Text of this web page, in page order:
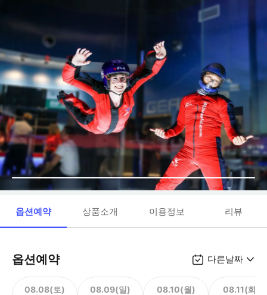
옵션예약 상품소개 이용정보 리뷰
옵션예약 다른날짜
08.08(토) 08.09(일) 08.10(월) 08.11(화)